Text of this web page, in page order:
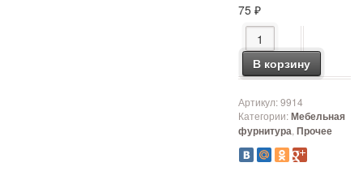
75₽
Количество товара
В корзину
Артикул:9914
Категории:Мебельная
фурнитура,Прочее